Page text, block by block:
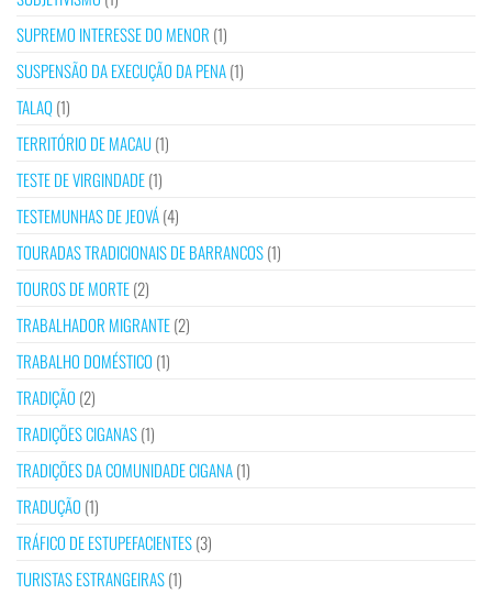
SUPREMO INTERESSE DO MENOR (1)
SUSPENSÃO DA EXECUÇÃO DA PENA(1)
TALAQ(1)
TERRITÓRIO DE MACAU(1)
TESTE DE VIRGINDADE(1)
TESTEMUNHAS DE JEOVÁ(4)
TOURADAS TRADICIONAIS DE BARRANCOS(1)
TOUROS DE MORTE(2)
TRABALHADOR MIGRANTE(2)
TRABALHO DOMÉSTICO (1)
TRADIÇÃO (2)
TRADIÇÕES CIGANAS(1)
TRADIÇÕES DA COMUNIDADE CIGANA(1)
TRADUÇÃO (1)
TRÁFICO DE ESTUPEFACIENTES(3)
TURISTAS ESTRANGEIRAS(1)